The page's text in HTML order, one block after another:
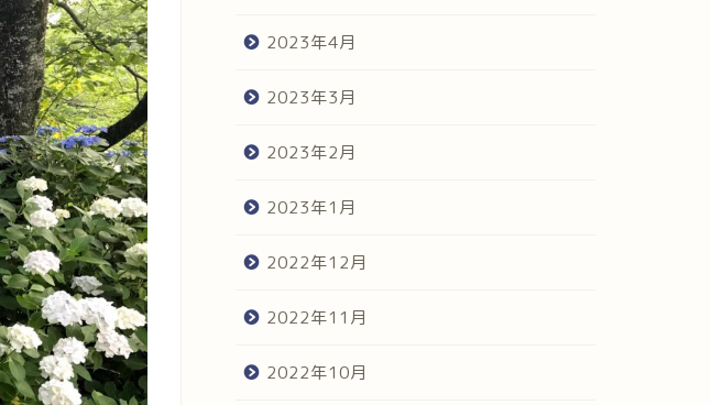
2023年4月
2023年3月
2023年2月
2023年1月
2022年12月
2022年11月
2022年10月